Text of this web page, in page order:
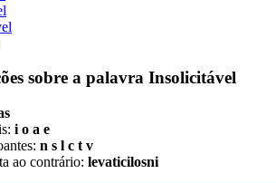
sobre a palavra Insolicitável
i o a e
n s l c t v
ao contrário: levaticilosni